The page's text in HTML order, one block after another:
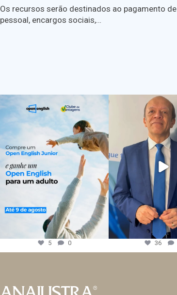
Os recursos serão destinados ao pagamento de
pessoal, encargos sociais,…
5 0 36